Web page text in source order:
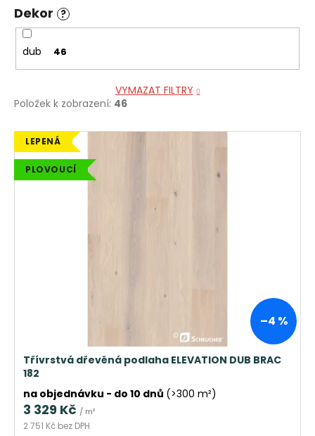
Dekor ?
dub 46
VYMAZAT FILTRY
Položek k zobrazení: 46
V
ý
p
ů
LEPENÁ
PLOVOUCÍ
–4 %
Třívrstvá dřevěná podlaha ELEVATION DUB BRAC
182
na objednávku - do 10 dnů (>300 m²)
2 751 Kč bez DPH
3 329 Kč / m²